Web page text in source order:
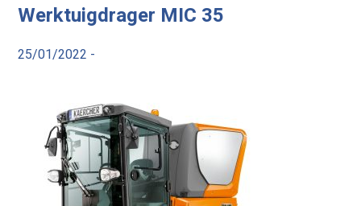
Werktuigdrager MIC 35
25/01/2022 -